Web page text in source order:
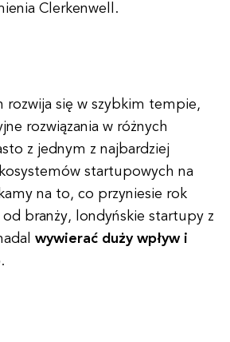
Clerkenwell.
rozwija się w szybkim tempie,
rozwiązania w różnych
z jednym z najbardziej
startupowych na
na to, co przyniesie rok
od branży, londyńskie startupy z
wywierać duży wpływ i
.